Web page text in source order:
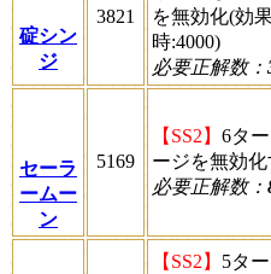
碇シン
ジ
3821
を無効化(効
時:4000)
必要正解数：
セーラ
ームー
ン
5169
【SS2】 6タ
ージを無効化
必要正解数：
【SS2】 5タ